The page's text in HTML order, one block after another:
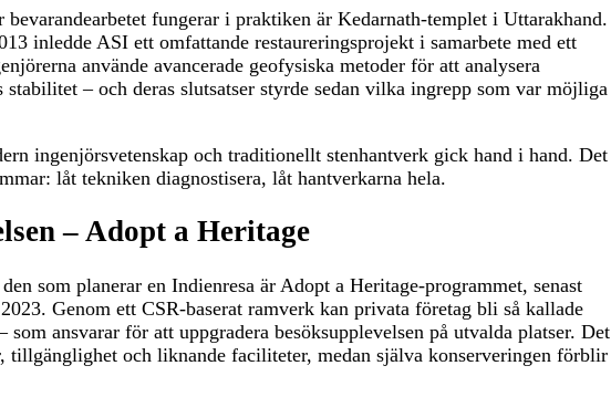
bevarandearbetet fungerar i praktiken är Kedarnath-templet i Uttarakhand.
inledde ASI ett omfattande restaureringsprojekt i samarbete med ett
använde avancerade geofysiska metoder för att analysera
stabilitet – och deras slutsatser styrde sedan vilka ingrepp som var möjliga
ingenjörsvetenskap och traditionellt stenhantverk gick hand i hand. Det
låt tekniken diagnostisera, låt hantverkarna hela.
– Adopt a Heritage
som planerar en Indienresa är Adopt a Heritage-programmet, senast
Genom ett CSR-baserat ramverk kan privata företag bli så kallade
ansvarar för att uppgradera besöksupplevelsen på utvalda platser. Det
tillgänglighet och liknande faciliteter, medan själva konserveringen förblir